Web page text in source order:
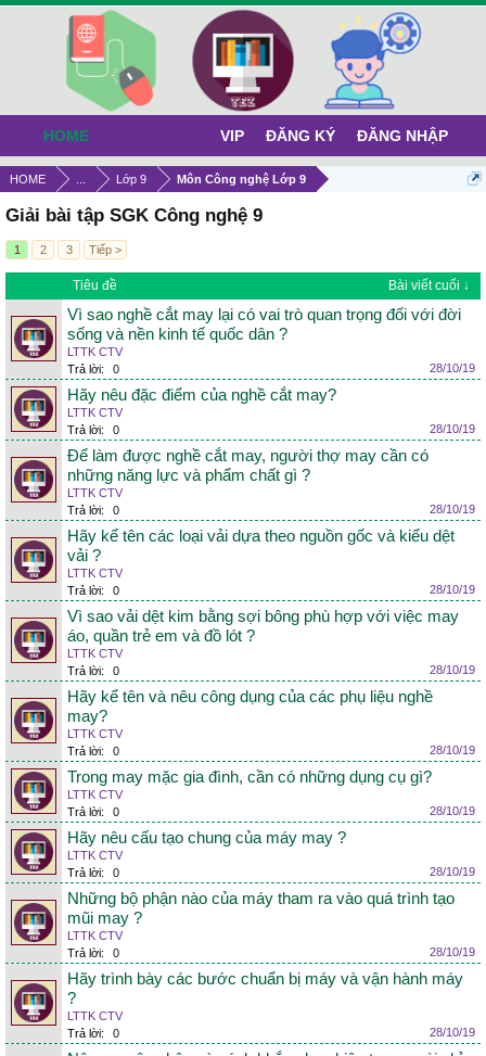
HOME Lớp 9 Môn Công nghệ Lớp 9
Giải bài tập SGK Công nghệ 9
1 2 3 Tiếp >
Tiêu đề Bài viết cuối ↓
Vì sao nghề cắt may lại có vai trò quan trọng đối với đời
sống và nền kinh tế quốc dân ?
LTTK CTV
Trả lời:
0 28/10/19
Hãy nêu đặc điểm của nghề cắt may?
LTTK CTV
Trả lời:
0 28/10/19
Để làm được nghề cắt may, người thợ may cần có
những năng lực và phẩm chất gì ?
LTTK CTV
Trả lời:
0 28/10/19
Hãy kể tên các loại vải dựa theo nguồn gốc và kiểu dệt
vải ?
LTTK CTV
Trả lời:
0 28/10/19
Vì sao vải dệt kim bằng sợi bông phù hợp với việc may
áo, quần trẻ em và đồ lót ?
LTTK CTV
Trả lời:
0 28/10/19
Hãy kể tên và nêu công dụng của các phụ liệu nghề
may?
LTTK CTV
Trả lời:
0 28/10/19
Trong may mặc gia đình, cần có những dụng cụ gì?
LTTK CTV
Trả lời:
0 28/10/19
Hãy nêu cấu tạo chung của máy may ?
LTTK CTV
Trả lời:
0 28/10/19
Những bộ phận nào của máy tham ra vào quá trình tạo
mũi may ?
LTTK CTV
Trả lời:
0 28/10/19
Hãy trình bày các bước chuẩn bị máy và vận hành máy
?
LTTK CTV
Trả lời:
0 28/10/19
HOME VIP ĐĂNG KÝ ĐĂNG NHẬP